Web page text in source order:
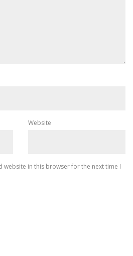
Website
website in this browser for the next time I